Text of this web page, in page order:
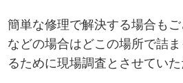
簡単な修理で解決する場合も
などの場合はどこの場所で詰
るために現場調査とさせていた